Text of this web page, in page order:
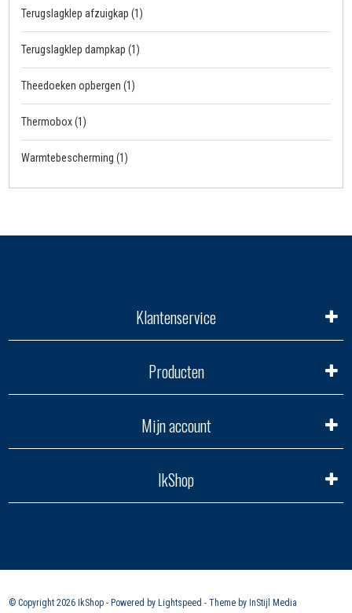
Terugslagklep afzuigkap(1)
Terugslagklep dampkap(1)
Theedoeken opbergen(1)
Thermobox(1)
Warmtebescherming(1)
Klantenservice
Producten
Mijn account
IkShop
© Copyright 2026 IkShop - Powered by Lightspeed - Theme by InStijl Media